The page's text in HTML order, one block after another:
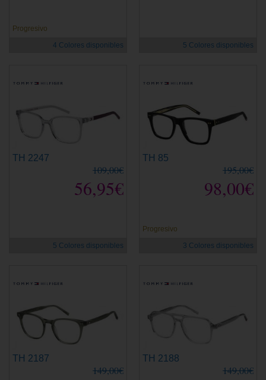
Progresivo
4 Colores disponibles
5 Colores disponibles
TH 2247
109,00€
56,95€
5 Colores disponibles
TH 85
195,00€
98,00€
Progresivo
3 Colores disponibles
TH 2187
149,00€
TH 2188
149,00€